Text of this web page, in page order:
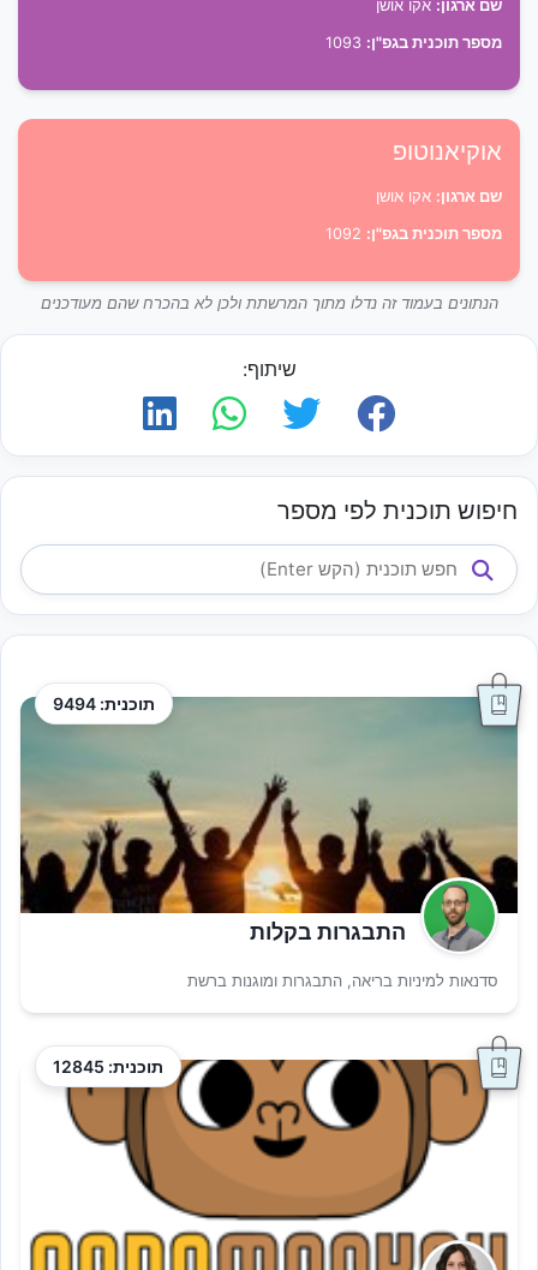
שם ארגון: אקו אושן
מספר תוכנית בגפ"ן:
אוקיאנוטופ
שם ארגון: אקו אושן
מספר תוכנית בגפ"ן:
הנתונים בעמוד זה נדלו מתוך המרשתת ולכן לא בהכרח שהם מעודכנים
שיתוף:
חיפוש תוכנית לפי מספר
תוכנית: 9494
התבגרות בקלות
סדנאות למיניות בריאה, התבגרות ומוגנות ברשת
תוכנית: 12845